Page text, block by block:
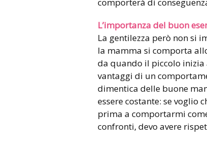
L’importanza del buon
La gentilezza però non si
la mamma si comporta
da quando il piccolo
vantaggi di un
dimentica delle buone
essere costante: se voglio
prima a comportarmi
confronti, devo avere